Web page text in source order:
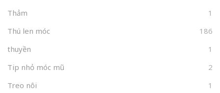
Thảm
1
Thú len móc
186
thuyền
1
Tip nhỏ móc mũ
2
Treo nôi
1